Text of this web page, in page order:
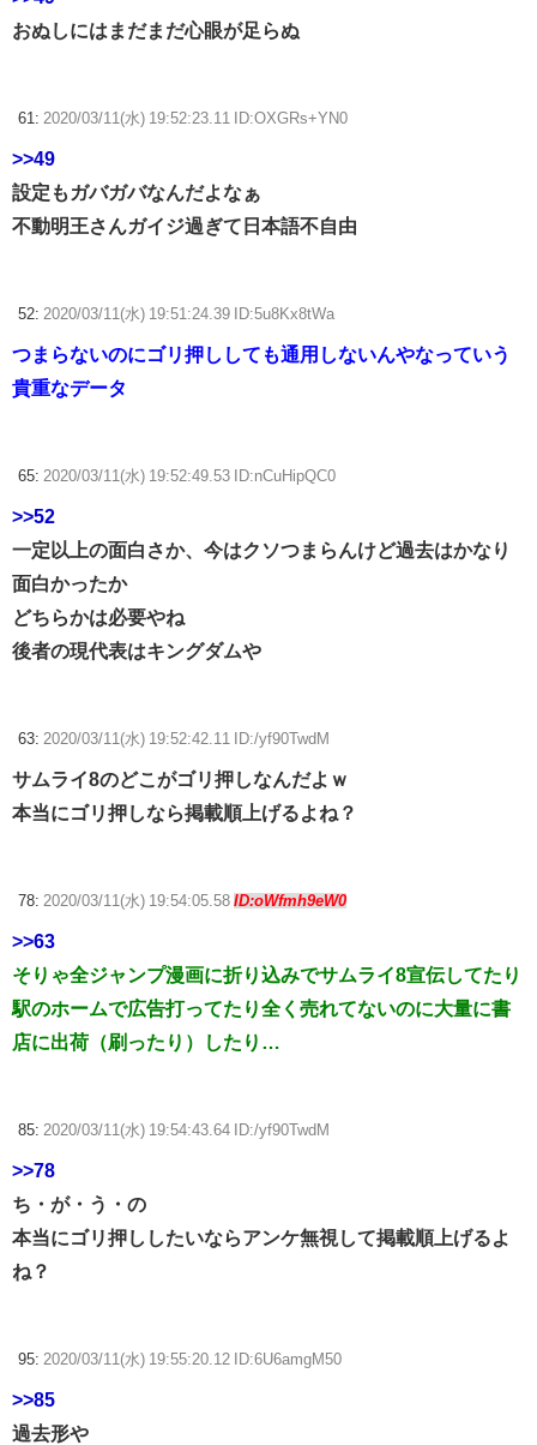
おぬしにはまだまだ心眼が足らぬ
61: 2020/03/11(水) 19:52:23.11 ID:OXGRs+YN0
>>49
設定もガバガバなんだよなぁ
不動明王さんガイジ過ぎて日本語不自由
52: 2020/03/11(水) 19:51:24.39 ID:5u8Kx8tWa
つまらないのにゴリ押ししても通用しないんやなっていう
貴重なデータ
65: 2020/03/11(水) 19:52:49.53 ID:nCuHipQC0
>>52
一定以上の面白さか、今はクソつまらんけど過去はかなり
面白かったか
どちらかは必要やね
後者の現代表はキングダムや
63: 2020/03/11(水) 19:52:42.11 ID:/yf90TwdM
サムライ8のどこがゴリ押しなんだよｗ
本当にゴリ押しなら掲載順上げるよね？
78: 2020/03/11(水) 19:54:05.58 ID:oWfmh9eW0
>>63
そりゃ全ジャンプ漫画に折り込みでサムライ8宣伝してたり
駅のホームで広告打ってたり全く売れてないのに大量に書
店に出荷（刷ったり）したり…
85: 2020/03/11(水) 19:54:43.64 ID:/yf90TwdM
>>78
ち・が・う・の
本当にゴリ押ししたいならアンケ無視して掲載順上げるよ
ね？
95: 2020/03/11(水) 19:55:20.12 ID:6U6amgM50
>>85
過去形や